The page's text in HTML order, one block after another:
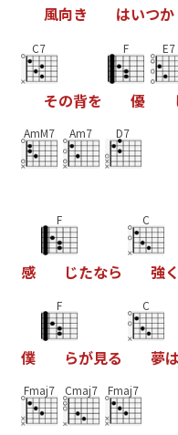
風向き はいつか
C7
その背を
F
優
E7
AmM7 Am7 D7
感
F
じたなら
C
強く
僕
F
らが見る
C
夢は
Fmaj7 Cmaj7 Fmaj7